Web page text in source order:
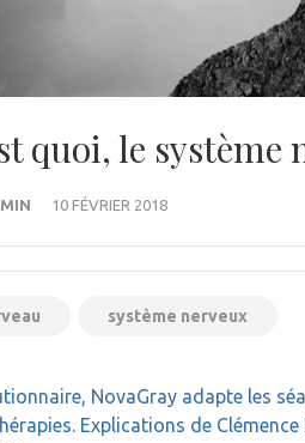
quoi, le
10 FÉVRIER 2018
système nerveux
NovaGray adapte les
Explications de Clémence